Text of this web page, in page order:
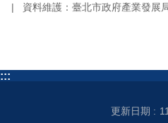
資料維護：臺北市政府產業發展
:::
更新日期